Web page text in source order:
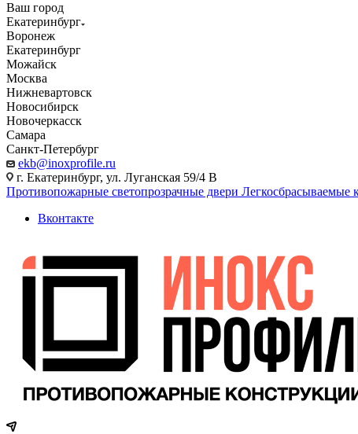
Ваш город
Екатеринбург
Воронеж
Екатеринбург
Можайск
Москва
Нижневартовск
Новосибирск
Новочеркасск
Самара
Санкт-Петербург
ekb@inoxprofile.ru
г. Екатеринбург, ул. Луганская 59/4 В
Противопожарные светопрозрачные двери Легкосбрасываемые
Вконтакте